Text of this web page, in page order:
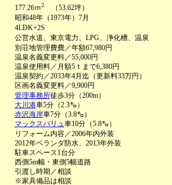
177.26ｍ2（53.62坪）
昭和48年（1973年）7月
4LDK+2S
公営水道、東京電力、LPG、浄化槽、温泉
別荘地管理費費／年額67,980円
温泉名義変更料／55,000円
温泉使用料／月額5ｔまで6,380円
温泉契約／2033年4月迄（更新料33万円）
区画名義変更料／9,900円
管理事務所徒歩3分（200m）
大川港車5分（2.3㌔）
赤沢海岸車7分（3.8㌔）
マックスバリュ車10分（5.8㌔）
リフォーム内容／2006年内外装
2012年ベランダ防水、2013年外装
駐車スペース1台分
西側5m幅・東側5幅道路
引渡し時期／相談
※家具備品は相談